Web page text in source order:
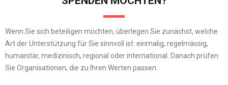
Wenn Sie sich beteiligen möchten, überlegen Sie zunächst, welche
Art der Unterstützung für Sie sinnvoll ist: einmalig, regelmässig,
humanitär, medizinisch, regional oder international. Danach prüfen
Sie Organisationen, die zu Ihren Werten passen.